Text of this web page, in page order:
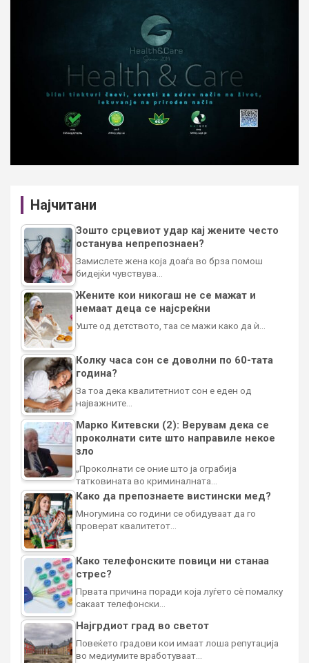
Најчитани
Зошто срцевиот удар кај жените често
останува непрепознаен?
Замислете жена која доаѓа во брза помош
бидејќи чувствува…
Жените кои никогаш не се мажат и
немаат деца се најсреќни
Уште од детството, таа се мажи како да ѝ…
Колку часа сон се доволни по 60-тата
година?
За тоа дека квалитетниот сон е еден од
најважните…
Марко Китевски (2): Верувам дека се
проколнати сите што направиле некое
зло
„Проколнати се оние што ја ограбија
татковината во криминалната…
Како да препознаете вистински мед?
Многумина со години се обидуваат да го
проверат квалитетот…
Како телефонските повици ни станаа
стрес?
Првата причина поради која луѓето сè помалку
сакаат телефонски…
Најгрдиот град во светот
Повеќето градови кои имаат лоша репутација
во медиумите вработуваат…